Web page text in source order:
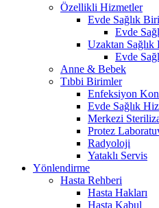
Özellikli Hizmetler
Evde Sağlık
Evde
Uzaktan Sağlık
Evde
Anne & Bebek
Tıbbi Birimler
Enfeksiyon
Evde Sağlık
Merkezi
Protez
Radyoloji
Yataklı Servis
Yönlendirme
Hasta Rehberi
Hasta Hakları
Hasta Kabul